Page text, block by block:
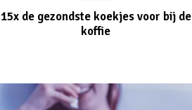
15x de gezondste koekjes voor bij de
koffie